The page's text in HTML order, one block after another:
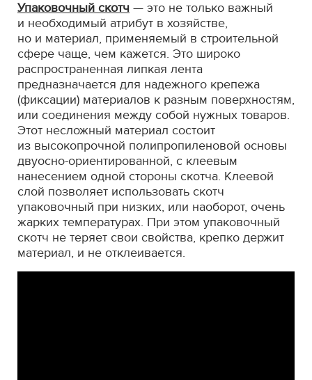
Упаковочный скотч — это не только важный
и необходимый атрибут в хозяйстве,
но и материал, применяемый в строительной
сфере чаще, чем кажется. Это широко
распространенная липкая лента
предназначается для надежного крепежа
(фиксации) материалов к разным поверхностям,
или соединения между собой нужных товаров.
Этот несложный материал состоит
из высокопрочной полипропиленовой основы
двуосно-ориентированной, с клеевым
нанесением одной стороны скотча. Клеевой
слой позволяет использовать скотч
упаковочный при низких, или наоборот, очень
жарких температурах. При этом упаковочный
скотч не теряет свои свойства, крепко держит
материал, и не отклеивается.